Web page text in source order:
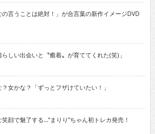
言うことは絶対！」が合言葉の新作イメージDVD
しい出会いと〝癒着〟が育ててくれた(笑)」
女かな？「ずっとフザけていたい！」
顔で魅了する…“まりり”ちゃん初トレカ発売！